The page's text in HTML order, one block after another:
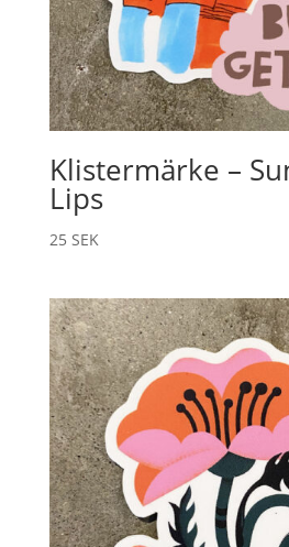
Klistermärke –
Lips
25 SEK